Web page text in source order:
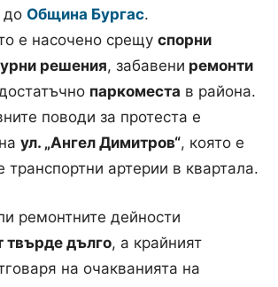
до Община Бургас.
е насочено срещу спорни
решения, забавени ремонти
паркоместа в района.
поводи за протеста е
ул. „Ангел Димитров“, която е
транспортни артерии в квартала.
ремонтните дейности
твърде дълго, а крайният
на очакванията на